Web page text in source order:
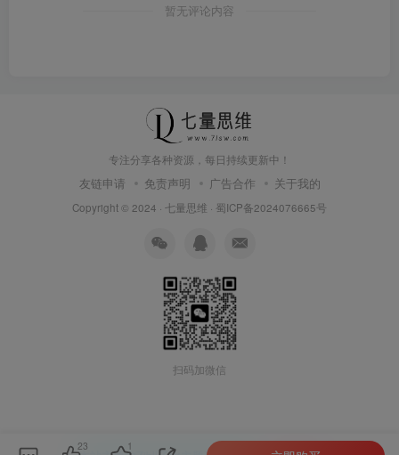
暂无评论内容
专注分享各种资源，每日持续更新中！
友链申请 免责声明 广告合作 关于我的
Copyright © 2024 · 七量思维 · 蜀ICP备2024076665号
扫码加微信
23 1